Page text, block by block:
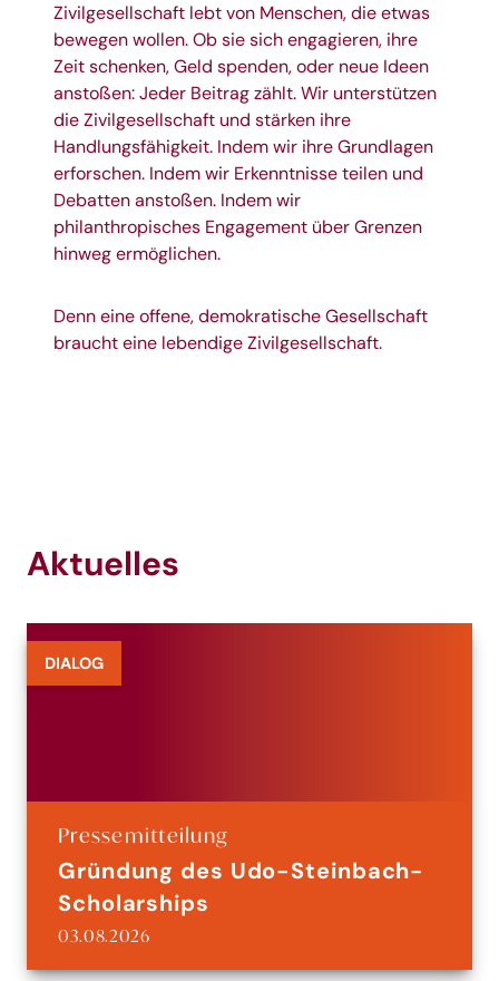
Zivilgesellschaft lebt von Menschen, die etwas
bewegen wollen. Ob sie sich engagieren, ihre
Zeit schenken, Geld spenden, oder neue Ideen
anstoßen: Jeder Beitrag zählt. Wir unterstützen
die Zivilgesellschaft und stärken ihre
Handlungsfähigkeit. Indem wir ihre Grundlagen
erforschen. Indem wir Erkenntnisse teilen und
Debatten anstoßen. Indem wir
philanthropisches Engagement über Grenzen
hinweg ermöglichen.
Denn eine offene, demokratische Gesellschaft
braucht eine lebendige Zivilgesellschaft.
Aktuelles
DIALOG
Pressemitteilung
Gründung des Udo-Steinbach-
Scholarships
03.08.2026